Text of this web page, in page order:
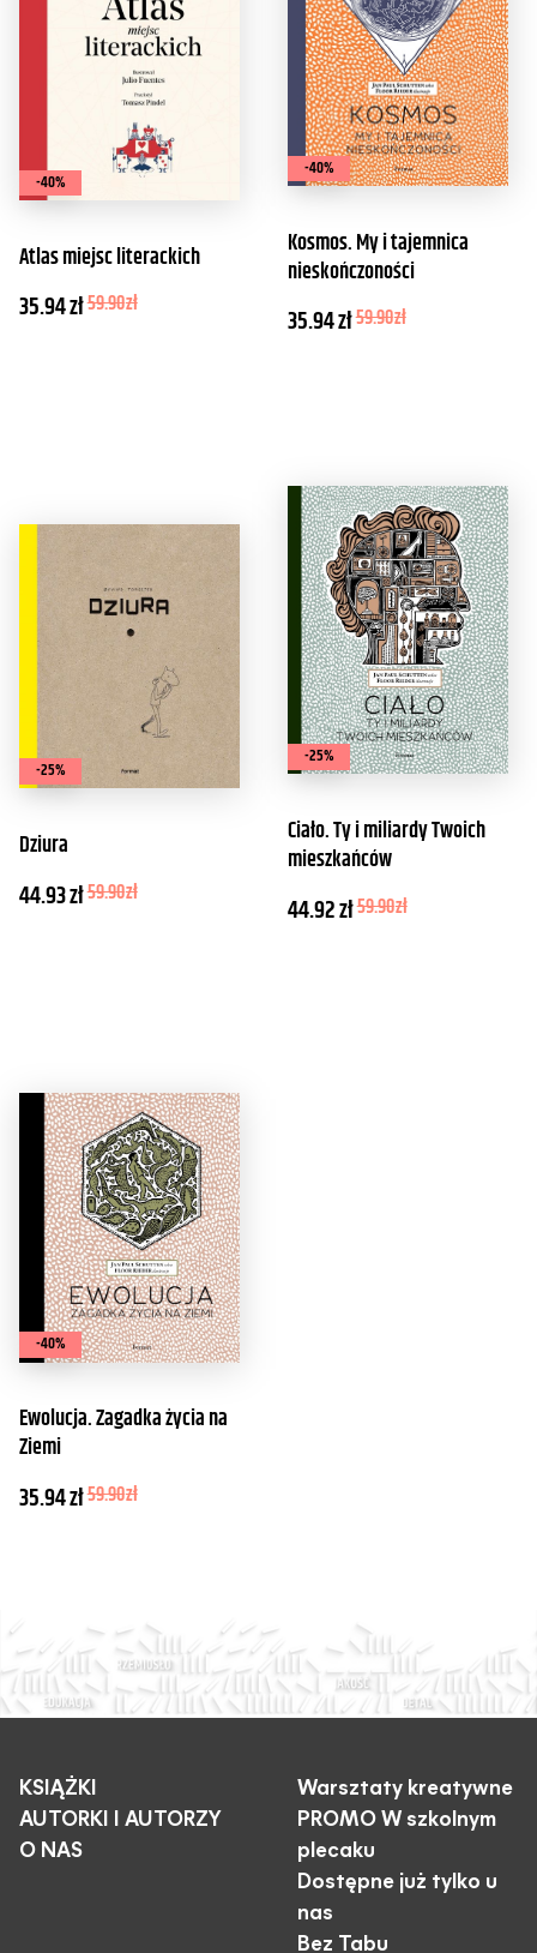
-40%
Atlas miejsc literackich
35.94zł59.90zł
-40%
Kosmos. My i tajemnica
nieskończoności
35.94zł59.90zł
-25%
Dziura
44.93zł59.90zł
-25%
Ciało. Ty i miliardy Twoich
mieszkańców
44.92zł59.90zł
-40%
Ewolucja. Zagadka życia na
Ziemi
35.94zł59.90zł
KSIĄŻKI
AUTORKI I AUTORZY
O NAS
Warsztaty kreatywne
PROMO W szkolnym
plecaku
Dostępne już tylko u
nas
Bez Tabu